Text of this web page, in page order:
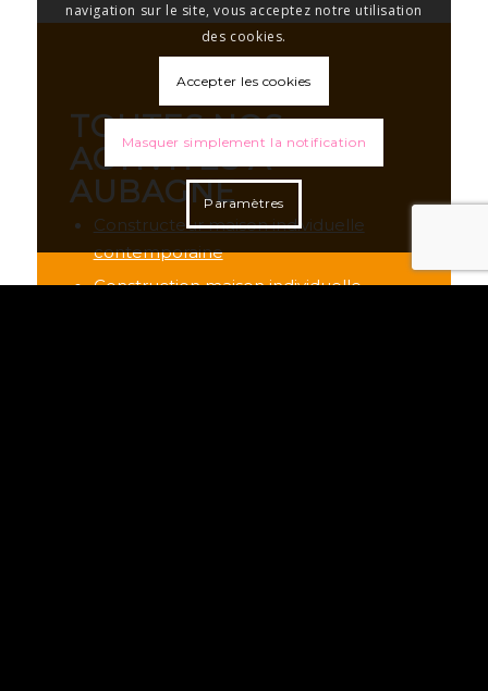
TOUTES NOS
ACTIVITÉS À
AUBAGNE
Constructeur maison individuelle
contemporaine
Construction maison individuelle
navigation sur le site, vous acceptez notre utilisation
des cookies.
Accepter les cookies
Masquer simplement la notification
Paramètres